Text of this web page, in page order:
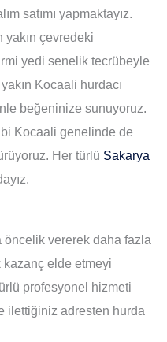
satımı yapmaktayız.
yakın çevredeki
yedi senelik tecrübeyle
Kocaali hurdacı
beğeninize sunuyoruz.
Kocaali genelinde de
Her türlü Sakarya
öncelik vererek daha fazla
kazanç elde etmeyi
profesyonel hizmeti
ilettiğiniz adresten hurda